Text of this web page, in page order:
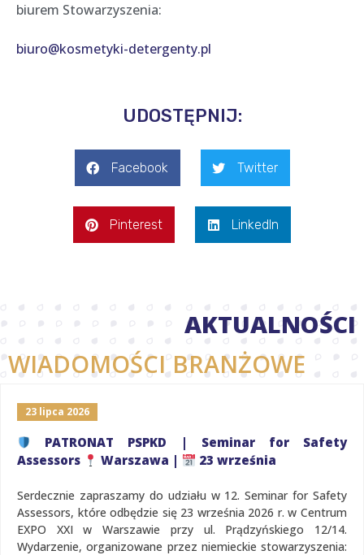
biurem Stowarzyszenia:
biuro@kosmetyki-detergenty.pl
UDOSTĘPNIJ:
Facebook Twitter
Pinterest LinkedIn
AKTUALNOŚCI
WIADOMOŚCI BRANŻOWE
23 lipca 2026
PATRONAT PSPKD | Seminar for Safety
Assessors
Warszawa | 23 września
Serdecznie zapraszamy do udziału w 12. Seminar for Safety
Assessors, które odbędzie się 23 września 2026 r. w Centrum
EXPO XXI w Warszawie przy ul. Prądzyńskiego 12/14.
Wydarzenie, organizowane przez niemieckie stowarzyszenia: